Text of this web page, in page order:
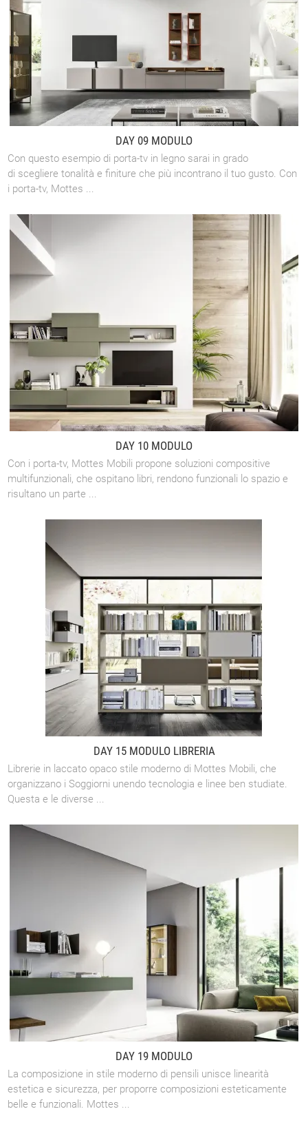
DAY 09 MODULO
Con questo esempio di porta-tv in legno sarai in grado
di scegliere tonalità e finiture che più incontrano il tuo gusto. Con
i porta-tv, Mottes ...
DAY 10 MODULO
Con i porta-tv, Mottes Mobili propone soluzioni compositive
multifunzionali, che ospitano libri, rendono funzionali lo spazio e
risultano un parte ...
DAY 15 MODULO LIBRERIA
Librerie in laccato opaco stile moderno di Mottes Mobili, che
organizzano i Soggiorni unendo tecnologia e linee ben studiate.
Questa e le diverse ...
DAY 19 MODULO
La composizione in stile moderno di pensili unisce linearità
estetica e sicurezza, per proporre composizioni esteticamente
belle e funzionali. Mottes ...